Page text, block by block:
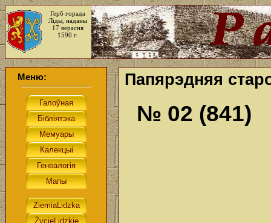
Герб горада
Ліды, наданы
17 верасня
1590 г.
Меню: Папярэдняя
№ 02 (841)